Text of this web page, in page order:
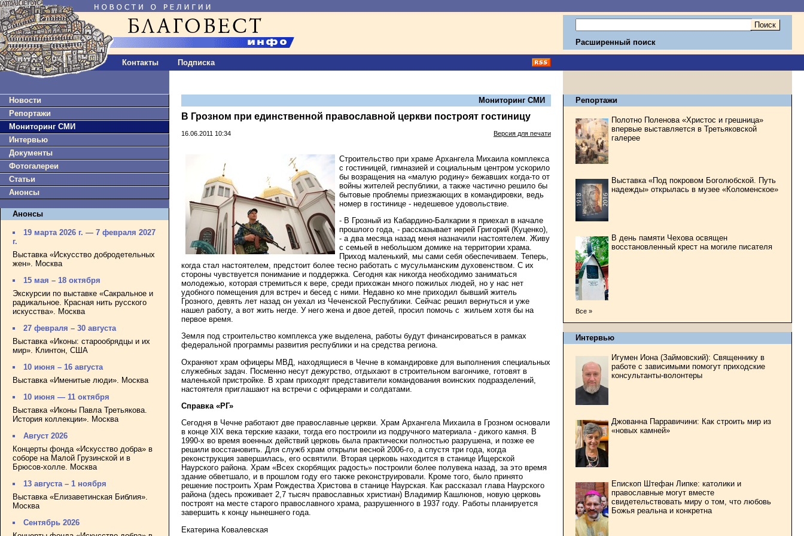
Контакты Подписка
Расширенный поиск
Новости
Репортажи
Мониторинг СМИ
Интервью
Документы
Фотогалереи
Статьи
Анонсы
Анонсы
19 марта 2026 г. — 7 февраля 2027
г.
Выставка «Искусство добродетельных
жен». Москва
15 мая – 18 октября
Экскурсии по выставке «Сакральное и
радикальное. Красная нить русского
искусства». Москва
27 февраля – 30 августа
Выставка «Иконы: старообрядцы и их
мир». Клинтон, США
10 июня – 16 августа
Выставка «Именитые люди». Москва
10 июня — 11 октября
Выставка «Иконы Павла Третьякова.
История коллекции». Москва
Август 2026
Концерты фонда «Искусство добра» в
соборе на Малой Грузинской и в
Брюсов-холле. Москва
13 августа – 1 ноября
Выставка «Елизаветинская Библия».
Москва
Сентябрь 2026
Мониторинг СМИ
В Грозном при единственной православной церкви построят гостиницу
16.06.2011 10:34 Версия для печати
Строительство при храме Архангела Михаила комплекса
с гостиницей, гимназией и социальным центром ускорило
бы возращения на «малую родину» бежавших когда-то от
войны жителей республики, а также частично решило бы
бытовые проблемы приезжающих в командировки, ведь
номер в гостинице - недешевое удовольствие.
- В Грозный из Кабардино-Балкарии я приехал в начале
прошлого года, - рассказывает иерей Григорий (Куценко),
- а два месяца назад меня назначили настоятелем. Живу
с семьей в небольшом домике на территории храма.
Приход маленький, мы сами себя обеспечиваем. Теперь,
когда стал настоятелем, предстоит более тесно работать с мусульманским духовенством. С их
стороны чувствуется понимание и поддержка. Сегодня как никогда необходимо заниматься
молодежью, которая стремиться к вере, среди прихожан много пожилых людей, но у нас нет
удобного помещения для встреч и бесед с ними. Недавно ко мне приходил бывший житель
Грозного, девять лет назад он уехал из Чеченской Республики. Сейчас решил вернуться и уже
нашел работу, а вот жить негде. У него жена и двое детей, просил помочь с жильем хотя бы на
первое время.
Земля под строительство комплекса уже выделена, работы будут финансироваться в рамках
федеральной программы развития республики и на средства региона.
Охраняют храм офицеры МВД, находящиеся в Чечне в командировке для выполнения специальных
служебных задач. Посменно несут дежурство, отдыхают в строительном вагончике, готовят в
маленькой пристройке. В храм приходят представители командования воинских подразделений,
настоятеля приглашают на встречи с офицерами и солдатами.
Справка «РГ»
Сегодня в Чечне работают две православные церкви. Храм Архангела Михаила в Грозном основали
в конце XIX века терские казаки, тогда его построили из подручного материала - дикого камня. В
1990-х во время военных действий церковь была практически полностью разрушена, и позже ее
решили восстановить. Для служб храм открыли весной 2006-го, а спустя три года, когда
реконструкция завершилась, его освятили. Вторая церковь находится в станице Ищерской
Наурского района. Храм «Всех скорбящих радость» построили более полувека назад, за это время
здание обветшало, и в прошлом году его также реконструировали. Кроме того, было принято
решение построить Храм Рождества Христова в станице Наурская. Как рассказал глава Наурского
района (здесь проживает 2,7 тысяч православных христиан) Владимир Кашлюнов, новую церковь
построят на месте старого православного храма, разрушенного в 1937 году. Работы планируется
завершить к концу нынешнего года.
Екатерина Ковалевская
Репортажи
Полотно Поленова «Христос и грешница»
впервые выставляется в Третьяковской
галерее
Выставка «Под покровом Боголюбской. Путь
надежды» открылась в музее «Коломенское»
В день памяти Чехова освящен
восстановленный крест на могиле писателя
Все »
Интервью
Игумен Иона (Займовский): Священнику в
работе с зависимыми помогут приходские
консультанты-волонтеры
Джованна Парравичини: Как строить мир из
«новых камней»
Епископ Штефан Липке: католики и
православные могут вместе
свидетельствовать миру о том, что любовь
Божья реальна и конкретна